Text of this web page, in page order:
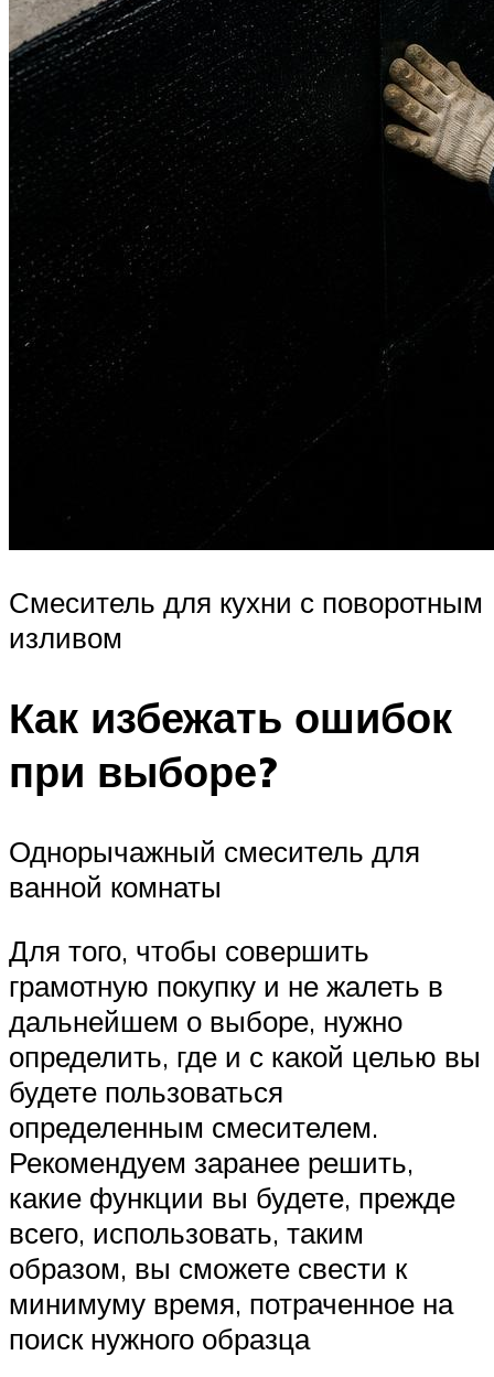
Смеситель для кухни с поворотным
изливом
Как избежать ошибок
при выборе?
Однорычажный смеситель для
ванной комнаты
Для того, чтобы совершить
грамотную покупку и не жалеть в
дальнейшем о выборе, нужно
определить, где и с какой целью вы
будете пользоваться
определенным смесителем.
Рекомендуем заранее решить,
какие функции вы будете, прежде
всего, использовать, таким
образом, вы сможете свести к
минимуму время, потраченное на
поиск нужного образца